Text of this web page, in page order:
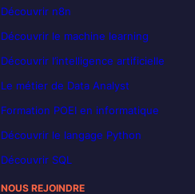
Découvrir n8n
Découvrir le machine learning
Découvrir l’intelligence artificielle
Le métier de Data Analyst
Formation POEI en informatique
Découvrir le langage Python
Découvrir SQL
NOUS REJOINDRE